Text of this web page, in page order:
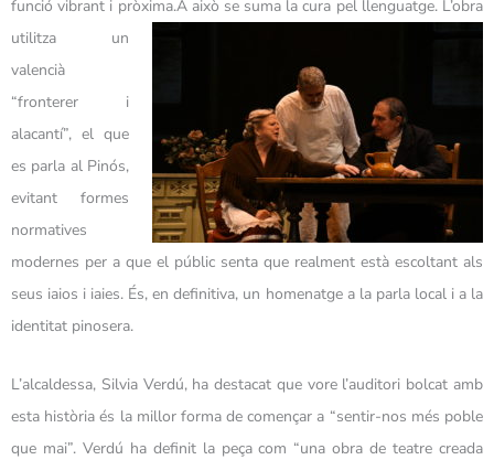
funció vibrant i pròxima.A això se suma la cura pel llenguatge. L’obra
utilitza un
valencià
“fronterer i
alacantí”, el que
es parla al Pinós,
evitant formes
normatives
modernes per a que el públic senta que realment està escoltant als
seus iaios i iaies. És, en definitiva, un homenatge a la parla local i a la
identitat pinosera.
L’alcaldessa, Silvia Verdú, ha destacat que vore l’auditori bolcat amb
esta història és la millor forma de començar a “sentir-nos més poble
que mai”. Verdú ha definit la peça com “una obra de teatre creada